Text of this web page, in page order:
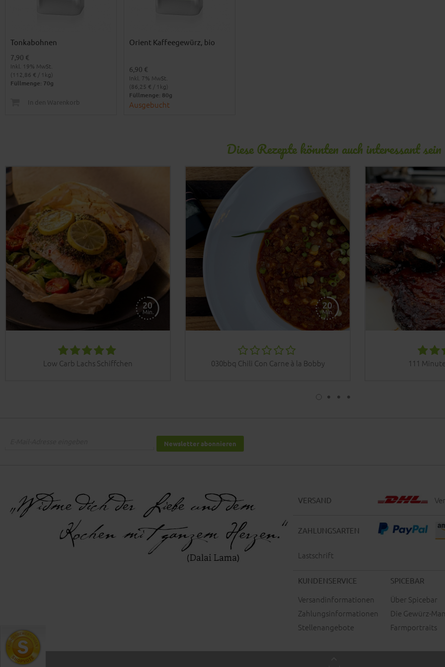
Tonkabohnen
7,90 €
Inkl. 19% MwSt.
(112,86 € / 1kg)
Füllmenge: 70g
In den Warenkorb
Orient Kaffeegewürz, bio
6,90 €
Inkl. 7% MwSt.
(86,25 € / 1kg)
Füllmenge: 80g
Ausgebucht
Diese Rezepte könnten auch interessant sein
Low Carb Lachs Schiffchen 030bbq Chili Con Carne à la Bobby 111
Newsletter abonnieren
VERSAND
ZAHLUNGSARTEN
Lastschrift
KUNDENSERVICE
Versandinformationen
Zahlungsinformationen
Stellenangebote
SPICEBAR
Über Spicebar
Die Gewürz-
Farmportraits